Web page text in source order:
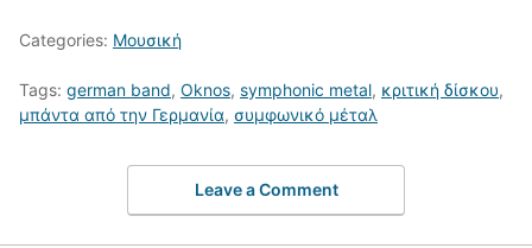
Categories: Μουσική
Tags: german band, Oknos, symphonic metal, κριτική δίσκου,
μπάντα από την Γερμανία, συμφωνικό μέταλ
Leave a Comment